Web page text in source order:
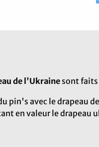
de l'Ukrainesont faits
avec le drapeau
en valeur le